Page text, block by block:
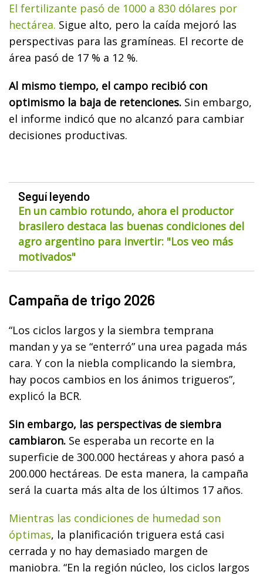
El fertilizante pasó de 1000 a 830 dólares por
hectárea. Sigue alto, pero la caída mejoró las
perspectivas para las gramíneas. El recorte de
área pasó de 17 % a 12 %.
Al mismo tiempo, el campo recibió con
optimismo la baja de retenciones. Sin embargo,
el informe indicó que no alcanzó para cambiar
decisiones productivas.
Seguí leyendo
En un cambio rotundo, ahora el productor
brasilero destaca las buenas condiciones del
agro argentino para invertir: "Los veo más
motivados"
Campaña de trigo 2026
“Los ciclos largos y la siembra temprana
mandan y ya se “enterró” una urea pagada más
cara. Y con la niebla complicando la siembra,
hay pocos cambios en los ánimos trigueros”,
explicó la BCR.
Sin embargo, las perspectivas de siembra
cambiaron. Se esperaba un recorte en la
superficie de 300.000 hectáreas y ahora pasó a
200.000 hectáreas. De esta manera, la campaña
será la cuarta más alta de los últimos 17 años.
Mientras las condiciones de humedad son
óptimas, la planificación triguera está casi
cerrada y no hay demasiado margen de
maniobra. “En la región núcleo, los ciclos largos